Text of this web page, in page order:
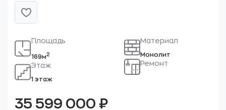
Площадь
169м2
Этаж
1 этаж
Материал
Монолит
Ремонт
35 599 000 ₽